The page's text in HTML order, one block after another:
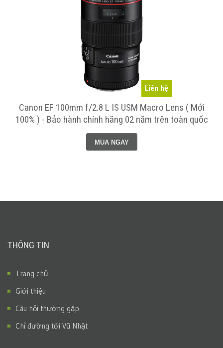
Liên hệ
Canon EF 100mm f/2.8 L IS USM Macro Lens ( Mới
100% ) - Bảo hành chính hãng 02 năm trên toàn quốc
MUA NGAY
THÔNG TIN
Trang chủ
Giới thiệu
Câu hỏi thường gặp
Chỉ đường tới Vũ Nhật